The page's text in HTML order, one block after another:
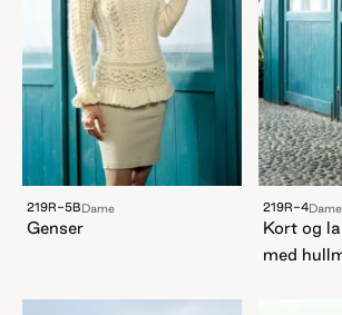
219R-5BDame
Genser
219R-4Dame
Kort og
med